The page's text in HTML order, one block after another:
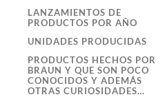
LANZAMIENTOS DE
PRODUCTOS POR AÑO
UNIDADES PRODUCIDAS
PRODUCTOS HECHOS POR
BRAUN Y QUE SON POCO
CONOCIDOS Y ADEMÁS
OTRAS CURIOSIDADES…